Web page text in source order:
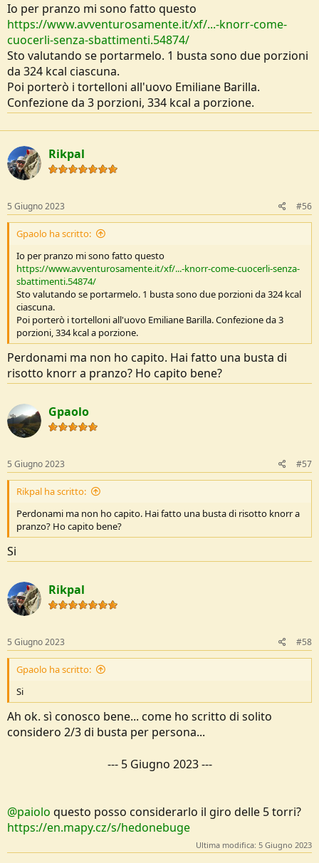
Io per pranzo mi sono fatto questo
https://www.avventurosamente.it/xf/...-knorr-come-
cuocerli-senza-sbattimenti.54874/
Sto valutando se portarmelo. 1 busta sono due porzioni
da 324 kcal ciascuna.
Poi porterò i tortelloni all'uovo Emiliane Barilla.
Confezione da 3 porzioni, 334 kcal a porzione.
Rikpal
5 Giugno 2023 #56
Gpaolo ha scritto:
Io per pranzo mi sono fatto questo
https://www.avventurosamente.it/xf/...-knorr-come-cuocerli-senza-
sbattimenti.54874/
Sto valutando se portarmelo. 1 busta sono due porzioni da 324 kcal
ciascuna.
Poi porterò i tortelloni all'uovo Emiliane Barilla. Confezione da 3
porzioni, 334 kcal a porzione.
Perdonami ma non ho capito. Hai fatto una busta di
risotto knorr a pranzo? Ho capito bene?
Gpaolo
5 Giugno 2023 #57
Rikpal ha scritto:
Perdonami ma non ho capito. Hai fatto una busta di risotto knorr a
pranzo? Ho capito bene?
Si
Rikpal
5 Giugno 2023 #58
Gpaolo ha scritto:
Si
Ah ok. sì conosco bene... come ho scritto di solito
considero 2/3 di busta per persona...
--- 5 Giugno 2023---
@paiolo questo posso considerarlo il giro delle 5 torri?
https://en.mapy.cz/s/hedonebuge
Ultima modifica: 5 Giugno 2023